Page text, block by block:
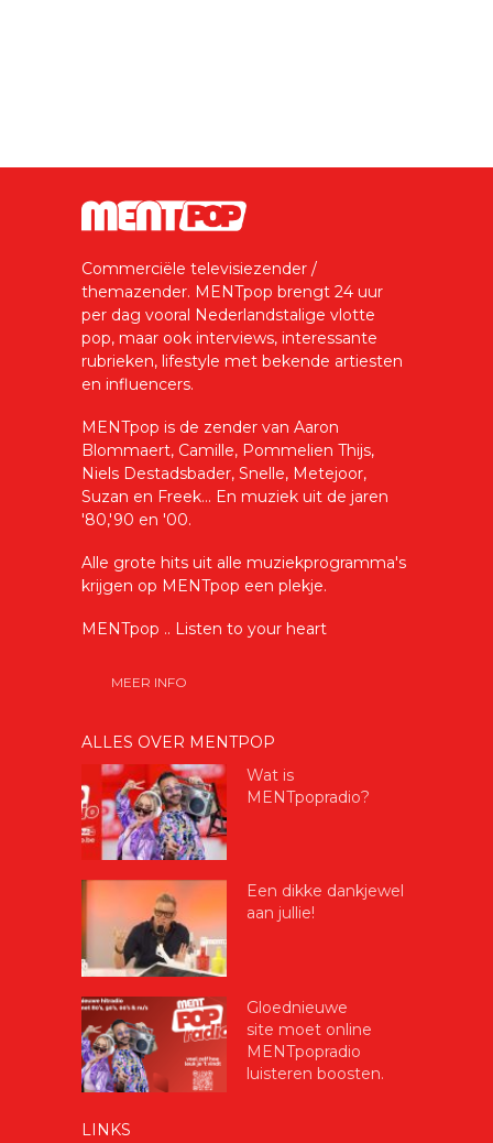
Commerciële televisiezender /
themazender. MENTpop brengt 24 uur
per dag vooral Nederlandstalige vlotte
pop, maar ook interviews, interessante
rubrieken, lifestyle met bekende artiesten
en influencers.
MENTpop is de zender van Aaron
Blommaert, Camille, Pommelien Thijs,
Niels Destadsbader, Snelle, Metejoor,
Suzan en Freek... En muziek uit de jaren
'80,'90 en '00.
Alle grote hits uit alle muziekprogramma's
krijgen op MENTpop een plekje.
MENTpop .. Listen to your heart
MEER INFO
ALLES OVER MENTPOP
Wat is
MENTpopradio?
Een dikke dankjewel
aan jullie!
Gloednieuwe
site moet online
MENTpopradio
luisteren boosten.
LINKS